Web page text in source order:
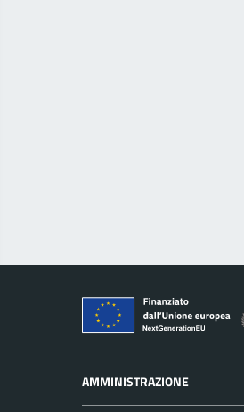
AMMINISTRAZIONE